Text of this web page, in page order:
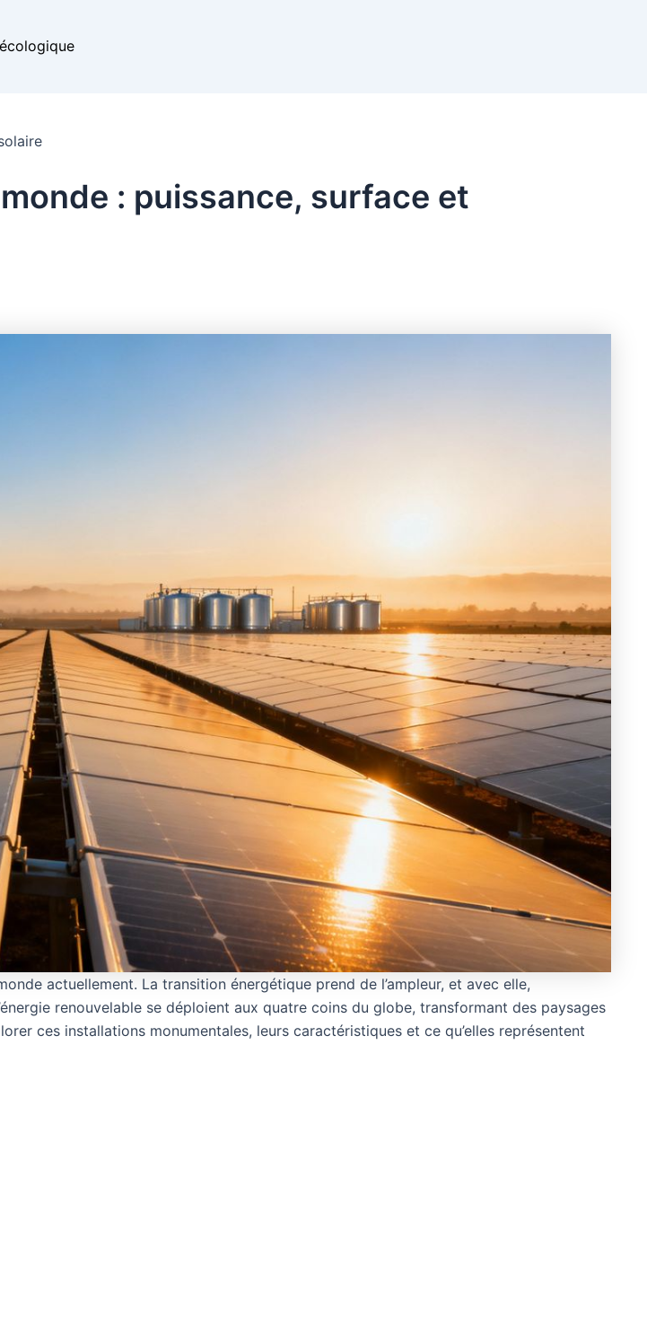
: puissance, surface et
actuellement. La transition énergétique prend de l’ampleur, et avec elle,
renouvelable se déploient aux quatre coins du globe, transformant des paysages
ces installations monumentales, leurs caractéristiques et ce qu’elles représentent